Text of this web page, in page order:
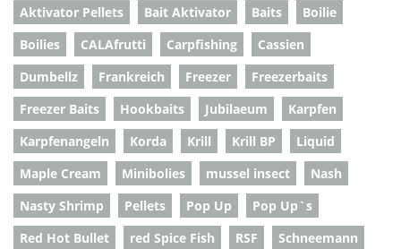
Aktivator Pellets Bait Aktivator Baits
Boilie
Boilies
CALAfrutti Carpfishing
Cassien
Dumbellz
Frankreich Freezer
Freezerbaits
Freezer Baits
Hookbaits Jubilaeum
Karpfen
Karpfenangeln
Korda Krill Krill BP
Liquid
Maple Cream
Minibolies mussel insect
Nash
Nasty Shrimp
Pellets Pop Up
Pop Up`s
Red Hot Bullet
red Spice Fish RSF
Schneemann